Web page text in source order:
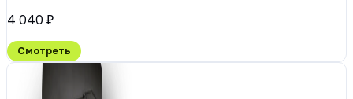
4 040 ₽
Смотреть